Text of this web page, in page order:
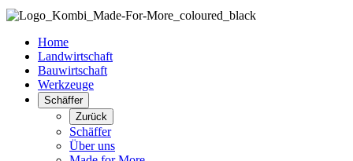
Home
Landwirtschaft
Bauwirtschaft
Werkzeuge
Schäffer
Zurück
Schäffer
Über uns